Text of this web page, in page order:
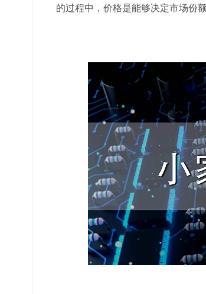
的过程中，价格是能够决定市场份